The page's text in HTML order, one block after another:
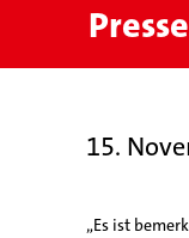
15.
„Es ist